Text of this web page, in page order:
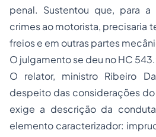
penal. Sustentou que, para
crimes ao motorista, precisaria
freios e em outras partes
O julgamento se deu no HC
O relator, ministro Ribeiro
despeito das considerações do
exige a descrição da
elemento caracterizador: